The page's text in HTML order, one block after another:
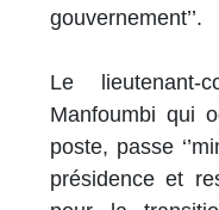
gouvernement’’.
Le lieutenant-
Manfoumbi qui
poste, passe
présidence et